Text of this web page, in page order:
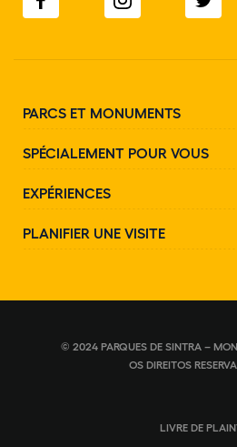
PARCS ET MONUMENTS
SPÉCIALEMENT POUR VOUS
EXPÉRIENCES
PLANIFIER UNE VISITE
© 2024 PARQUES DE SINTRA –
OS DIREITOS
LIVRE DE